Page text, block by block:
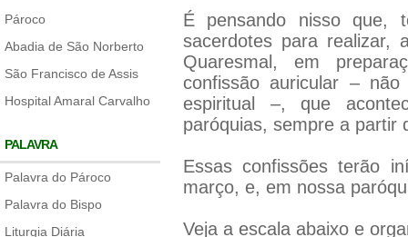
Pároco
Abadia de São Norberto
São Francisco de Assis
Hospital Amaral Carvalho
PALAVRA
Palavra do Pároco
Palavra do Bispo
Liturgia Diária
É pensando nisso que,
sacerdotes para realizar,
Quaresmal, em
confissão auricular –
espiritual –, que
paróquias, sempre a partir
Essas confissões terão
março, e, em nossa
Veja a escala abaixo e